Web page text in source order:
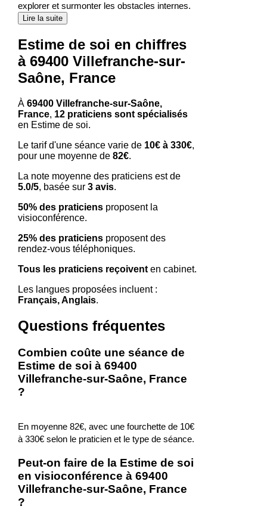
explorer et surmonter les obstacles internes.
Lire la suite
Estime de soi en chiffres
à 69400 Villefranche-sur-
Saône, France
À 69400 Villefranche-sur-Saône,
France, 12 praticiens sont spécialisés
en Estime de soi.
Le tarif d'une séance varie de 10€ à 330€,
pour une moyenne de 82€.
La note moyenne des praticiens est de
5.0/5, basée sur 3 avis.
50% des praticiensproposent la
visioconférence.
25% des praticiensproposent des
rendez-vous téléphoniques.
Tous les praticiens reçoiventen cabinet.
Les langues proposées incluent :
Français, Anglais.
Questions fréquentes
Combien coûte une séance de
Estime de soi à 69400
Villefranche-sur-Saône, France
?
En moyenne 82€, avec une fourchette de 10€
à 330€ selon le praticien et le type de séance.
Peut-on faire de la Estime de soi
en visioconférence à 69400
Villefranche-sur-Saône, France
?